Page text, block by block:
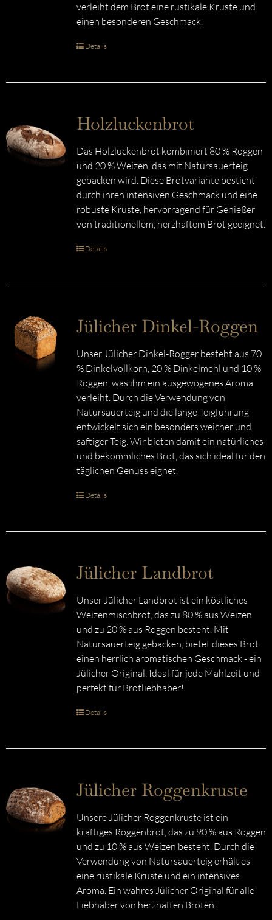
verleiht dem Brot eine rustikale Kruste und
einen besonderen Geschmack.
Details
Holzluckenbrot
Das Holzluckenbrot kombiniert 80 % Roggen
und 20 % Weizen, das mit Natursauerteig
gebacken wird. Diese Brotvariante besticht
durch ihren intensiven Geschmack und eine
robuste Kruste, hervorragend für Genießer
von traditionellem, herzhaftem Brot geeignet.
Details
Jülicher Dinkel-Roggen
Unser Jülicher Dinkel-Rogger besteht aus 70
% Dinkelvollkorn, 20 % Dinkelmehl und 10 %
Roggen, was ihm ein ausgewogenes Aroma
verleiht. Durch die Verwendung von
Natursauerteig und die lange Teigführung
entwickelt sich ein besonders weicher und
saftiger Teig. Wir bieten damit ein natürliches
und bekömmliches Brot, das sich ideal für den
täglichen Genuss eignet.
Details
Jülicher Landbrot
Unser Jülicher Landbrot ist ein köstliches
Weizenmischbrot, das zu 80 % aus Weizen
und zu 20 % aus Roggen besteht. Mit
Natursauerteig gebacken, bietet dieses Brot
einen herrlich aromatischen Geschmack - ein
Jülicher Original. Ideal für jede Mahlzeit und
perfekt für Brotliebhaber!
Details
Jülicher Roggenkruste
Unsere Jülicher Roggenkruste ist ein
kräftiges Roggenbrot, das zu 90 % aus Roggen
und zu 10 % aus Weizen besteht. Durch die
Verwendung von Natursauerteig erhält es
eine rustikale Kruste und ein intensives
Aroma. Ein wahres Jülicher Original für alle
Liebhaber von herzhaften Broten!